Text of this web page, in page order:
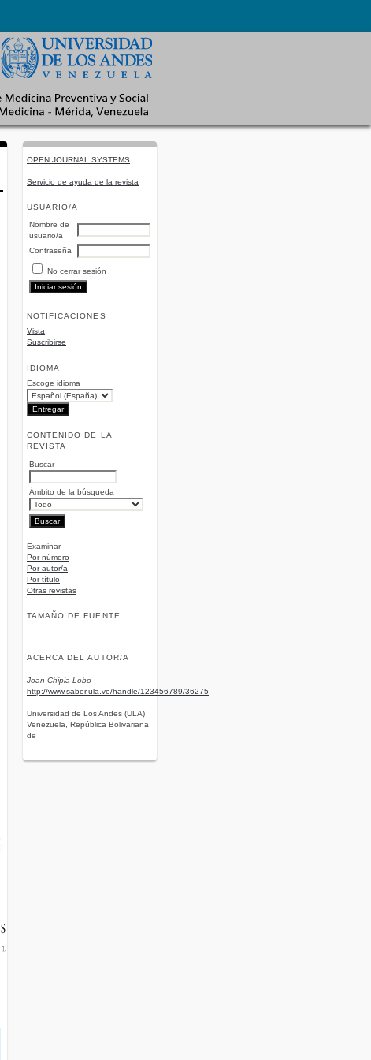
OPEN JOURNAL SYSTEMS
Servicio de ayuda de la revista
USUARIO/A
Nombre de
usuario/a
Contraseña
No cerrar sesión
NOTIFICACIONES
Vista
Suscribirse
IDIOMA
Escoge idioma
CONTENIDO DE LA
REVISTA
Buscar
Ámbito de la búsqueda
Examinar
Por número
Por autor/a
Por título
Otras revistas
TAMAÑO DE FUENTE
ACERCA DEL AUTOR/A
Joan Chipia Lobo
http://www.saber.ula.ve/handle/123456789/36275
Universidad de Los Andes (ULA)
Venezuela, República Bolivariana
de